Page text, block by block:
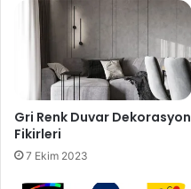
Gri Renk Duvar Dekorasyon
Fikirleri
7 Ekim 2023